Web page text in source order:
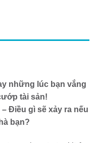
những lúc bạn vắng
tài sản!
Điều gì sẽ xảy ra nếu
bạn?